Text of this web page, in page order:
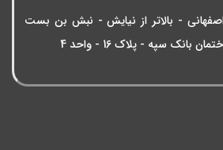
- بالاتر از نیایش - نبش بن بست
سپه - پلاک 16 - واحد 4